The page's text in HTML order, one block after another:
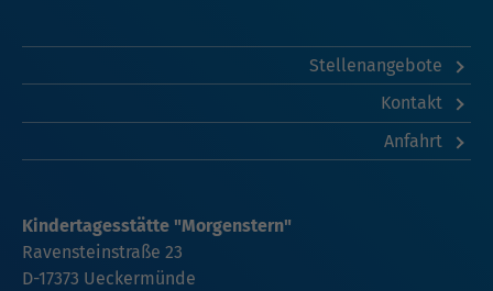
Stellenangebote
Kontakt
Anfahrt
Kindertagesstätte "Morgenstern"
Ravensteinstraße 23
D-17373 Ueckermünde